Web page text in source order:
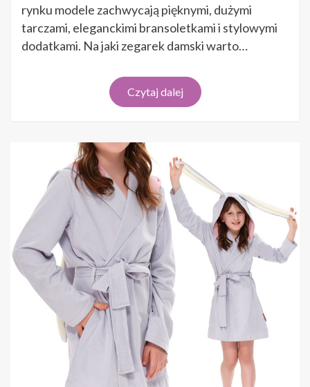
rynku modele zachwycają pięknymi, dużymi
tarczami, eleganckimi bransoletkami i stylowymi
dodatkami. Na jaki zegarek damski warto…
Czytaj dalej